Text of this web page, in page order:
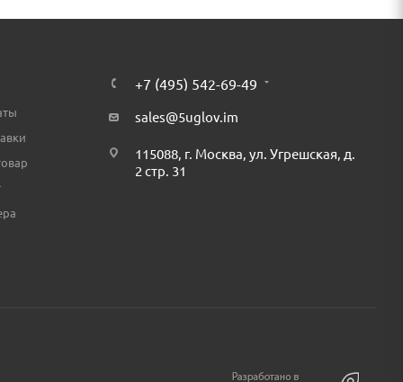
+7 (495) 542-69-49
sales@5uglov.im
115088, г. Москва, ул. Угрешская, д.
2 стр. 31